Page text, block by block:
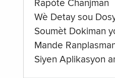
Rapòte Chanjman
Wè Detay sou
Soumèt Dokiman
Mande
Siyen Aplikasyon